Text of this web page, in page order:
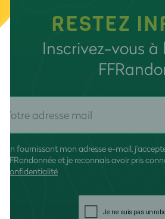
RESTEZ
Inscrivez-vous
En fournissant mon adresse e-mail,
FFRandonnée et je reconnais avoir pris
confidentialité